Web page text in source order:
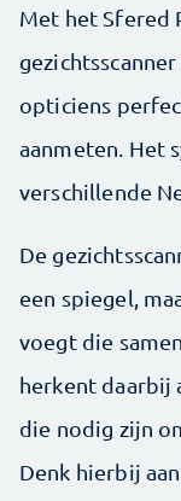
Met het Sfered
opticiens
aanmeten. Het
verschillende
De
een spiegel,
voegt die
herkent daarbij
die nodig zijn
Denk hierbij